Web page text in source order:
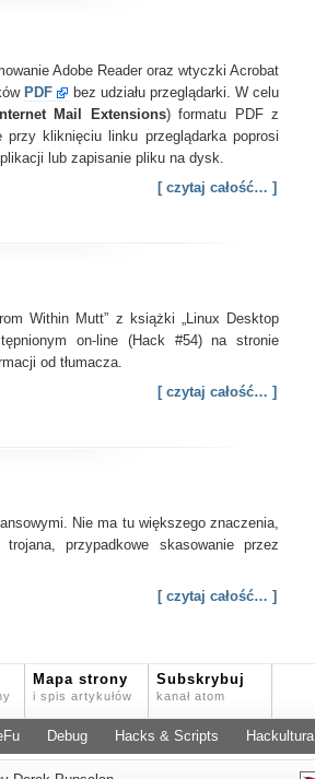
Adobe Reader oraz wtyczki Acrobat
PDF
bez udziału przeglądarki. W celu
Mail Extensions) formatu PDF z
przy kliknięciu linku przeglądarka poprosi
lub zapisanie pliku na dysk.
[ czytaj całość… ]
Within Mutt” z książki „Linux Desktop
on-line (Hack #54) na stronie
od tłumacza.
[ czytaj całość… ]
Nie ma tu większego znaczenia,
przypadkowe skasowanie przez
[ czytaj całość… ]
Mapa strony
i spis artykułów
Subskrybuj
kanał atom
Debug Hacks & Scripts Hackultura